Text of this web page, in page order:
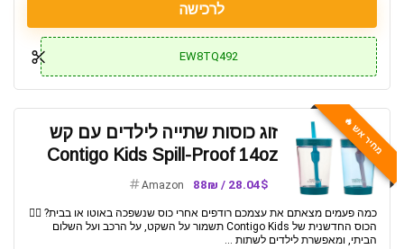
לרכישה
EW8TQ492
מחיר אש 🔥
זוג כוסות שתייה לילדים עם קש
Contigo Kids Spill-Proof 14oz
28.04$ / 88₪
Amazon
כמה פעמים מצאתם את עצמכם רודפים אחרי כוס שנשפכה באוטו או בבית? 🤦‍♂️
הכוס החדשנית של Contigo Kids תשמור על השקט, על הרכב ועל השלום
הביתי, ומאפשרת לילדים לשתות ...